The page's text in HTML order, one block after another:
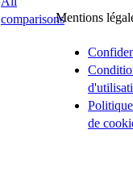
comparisonsMentions
Politique
de